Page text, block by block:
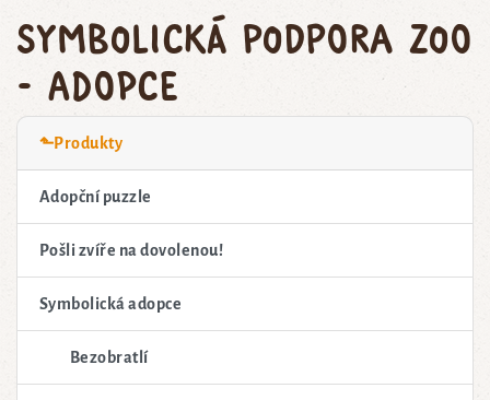
Symbolická podpora zoo
- adopce
⬑Produkty
Adopční puzzle
Pošli zvíře na dovolenou!
Symbolická adopce
Bezobratlí